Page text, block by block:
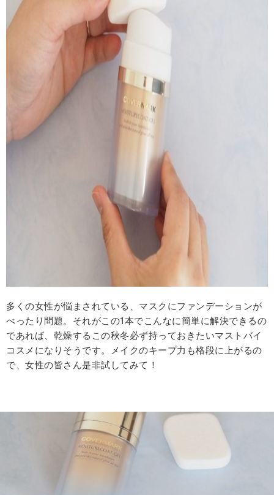
多くの女性が悩まされている、マスクにファンデーションが
べったり問題。それがこの1本でこんなに簡単に解決できるの
であれば、乾燥するこの秋冬必ず持っておきたいマストバイ
コスメになりそうです。メイクのキープ力も格段に上がるの
で、女性の皆さん是非試してみて！